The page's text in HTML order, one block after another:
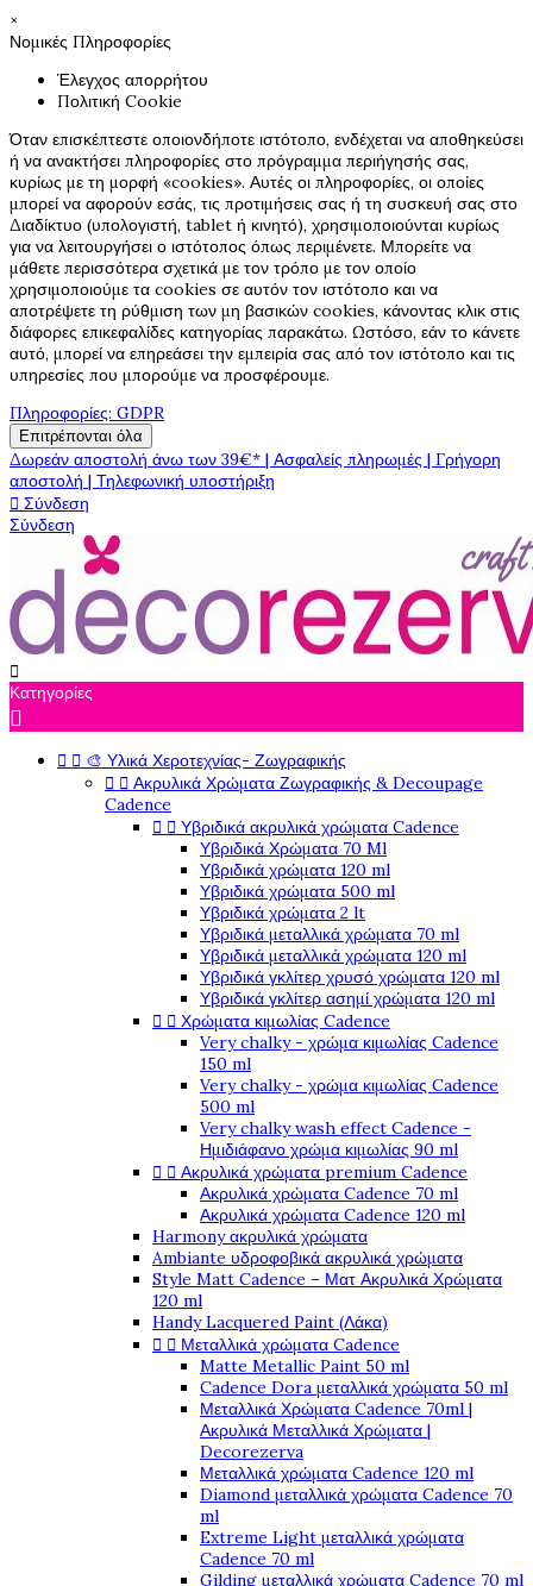
×
Νομικές Πληροφορίες
Έλεγχος απορρήτου
Πολιτική Cookie
Όταν επισκέπτεστε οποιονδήποτε ιστότοπο, ενδέχεται να αποθηκεύσει
ή να ανακτήσει πληροφορίες στο πρόγραμμα περιήγησής σας,
κυρίως με τη μορφή «cookies». Αυτές οι πληροφορίες, οι οποίες
μπορεί να αφορούν εσάς, τις προτιμήσεις σας ή τη συσκευή σας στο
Διαδίκτυο (υπολογιστή, tablet ή κινητό), χρησιμοποιούνται κυρίως
για να λειτουργήσει ο ιστότοπος όπως περιμένετε. Μπορείτε να
μάθετε περισσότερα σχετικά με τον τρόπο με τον οποίο
χρησιμοποιούμε τα cookies σε αυτόν τον ιστότοπο και να
αποτρέψετε τη ρύθμιση των μη βασικών cookies, κάνοντας κλικ στις
διάφορες επικεφαλίδες κατηγορίας παρακάτω. Ωστόσο, εάν το κάνετε
αυτό, μπορεί να επηρεάσει την εμπειρία σας από τον ιστότοπο και τις
υπηρεσίες που μπορούμε να προσφέρουμε.
Πληροφορίες: GDPR
Επιτρέπονται όλα
Δωρεάν αποστολή άνω των 39€* | Ασφαλείς πληρωμές | Γρήγορη
αποστολή | Τηλεφωνική υποστήριξη
 Σύνδεση
Σύνδεση

Κατηγορίες

  🎨 Υλικά Χεροτεχνίας- Ζωγραφικής
  Ακρυλικά Χρώματα Ζωγραφικής & Decoupage
Cadence
  Υβριδικά ακρυλικά χρώματα Cadence
Υβριδικά Χρώματα 70 Ml
Υβριδικά χρώματα 120 ml
Υβριδικά χρώματα 500 ml
Υβριδικά χρώματα 2 lt
Υβριδικά μεταλλικά χρώματα 70 ml
Υβριδικά μεταλλικά χρώματα 120 ml
Υβριδικά γκλίτερ χρυσό χρώματα 120 ml
Υβριδικά γκλίτερ ασημί χρώματα 120 ml
  Χρώματα κιμωλίας Cadence
Very chalky - χρώμα κιμωλίας Cadence
150 ml
Very chalky - χρώμα κιμωλίας Cadence
500 ml
Very chalky wash effect Cadence -
Ημιδιάφανο χρώμα κιμωλίας 90 ml
  Ακρυλικά χρώματα premium Cadence
Ακρυλικά χρώματα Cadence 70 ml
Ακρυλικά χρώματα Cadence 120 ml
Harmony ακρυλικά χρώματα
Ambiante υδροφοβικά ακρυλικά χρώματα
Style Matt Cadence – Ματ Ακρυλικά Χρώματα
120 ml
Handy Lacquered Paint (Λάκα)
  Μεταλλικά χρώματα Cadence
Matte Metallic Paint 50 ml
Cadence Dora μεταλλικά χρώματα 50 ml
Μεταλλικά Χρώματα Cadence 70ml |
Ακρυλικά Μεταλλικά Χρώματα |
Decorezerva
Μεταλλικά χρώματα Cadence 120 ml
Diamond μεταλλικά χρώματα Cadence 70
ml
Extreme Light μεταλλικά χρώματα
Cadence 70 ml
Gilding μεταλλικά χρώματα Cadence 70 ml